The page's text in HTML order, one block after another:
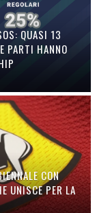
QUASI 13
PARTI HANNO
CON
UNISCE PER LA